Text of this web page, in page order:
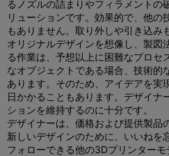
るノズルの詰まりやフィラメントの
リューションです。効果的で、他の
もありません。取り外しや引き込み
オリジナルデザインを想像し、製図
る作業は、予想以上に困難なプロセ
なオブジェクトである場合、技術的
あります。そのため、アイデアを実
日かかることもあります。デザイナ
ションを維持するのに十分です。
デザイナーは、価格および提供製品
新しいデザインのために、いいねを
フォローできる他の3Dプリンターモ